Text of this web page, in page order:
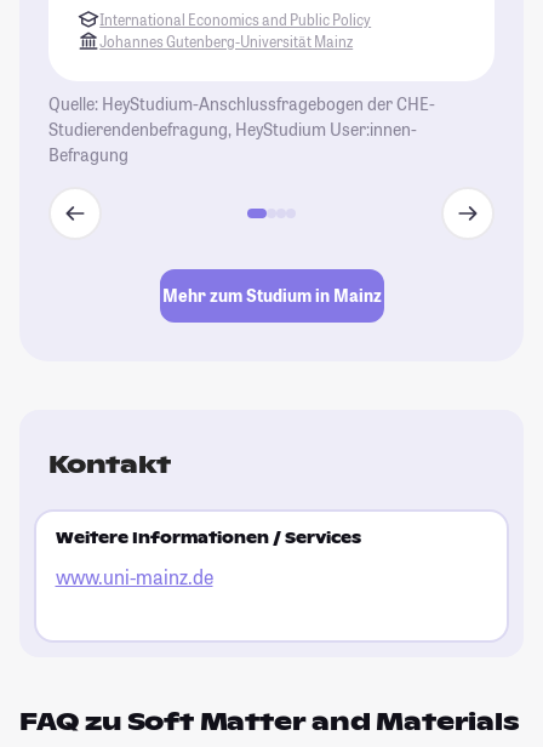
International Economics and Public Policy
Johannes Gutenberg-Universität Mainz
Quelle: HeyStudium-Anschlussfragebogen der CHE-
Studierendenbefragung, HeyStudium User:innen-
Befragung
Mehr zum Studium in Mainz
Kontakt
Weitere Informationen / Services
www.uni-mainz.de
FAQ zu Soft Matter and Materials